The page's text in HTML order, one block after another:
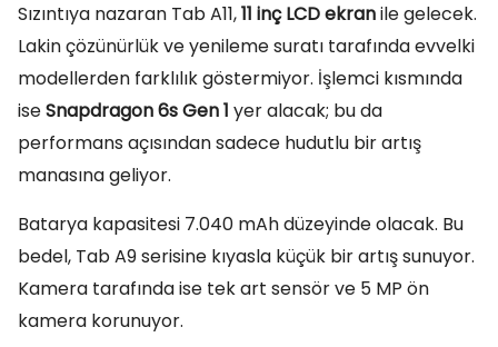
Sızıntıya nazaran Tab A11,11 inç LCD ekranile gelecek.
Lakin çözünürlük ve yenileme suratı tarafında evvelki
modellerden farklılık göstermiyor. İşlemci kısmında
iseSnapdragon 6s Gen 1 yer alacak; bu da
performans açısından sadece hudutlu bir artış
manasına geliyor.
Batarya kapasitesi 7.040 mAh düzeyinde olacak. Bu
bedel, Tab A9 serisine kıyasla küçük bir artış sunuyor.
Kamera tarafında ise tek art sensör ve 5 MP ön
kamera korunuyor.